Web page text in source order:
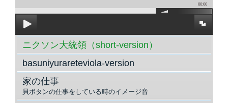
00:00
ニクソン大統領（short-version）
basuniyurareteviola-version
家の仕事
貝ボタンの仕事をしている時のイメージ音